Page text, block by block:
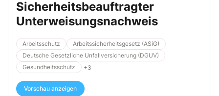
Sicherheitsbeauftragter
Unterweisungsnachweis
Arbeitsschutz
Arbeitssicherheitsgesetz (ASiG)
Deutsche Gesetzliche Unfallversicherung (DGUV)
Gesundheitsschutz
+3
Vorschau anzeigen